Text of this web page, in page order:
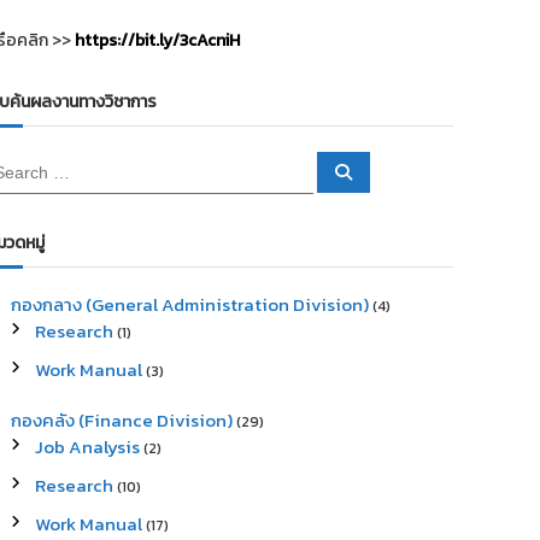
อคลิก >>https://bit.ly/3cAcniH
ค้นผลงานทางวิชาการ
S
วดหมู่
กองกลาง (General Administration Division)(4)
Research (1)
Work Manual(3)
กองคลัง (Finance Division)(29)
Job Analysis(2)
Research (10)
Work Manual(17)